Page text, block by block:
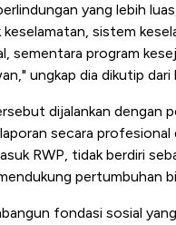
yang lebih
keselamatan, sistem
sementara program
ungkap dia dikutip
dijalankan dengan
secara
RWP, tidak berdiri
pertumbuhan
fondasi sosial